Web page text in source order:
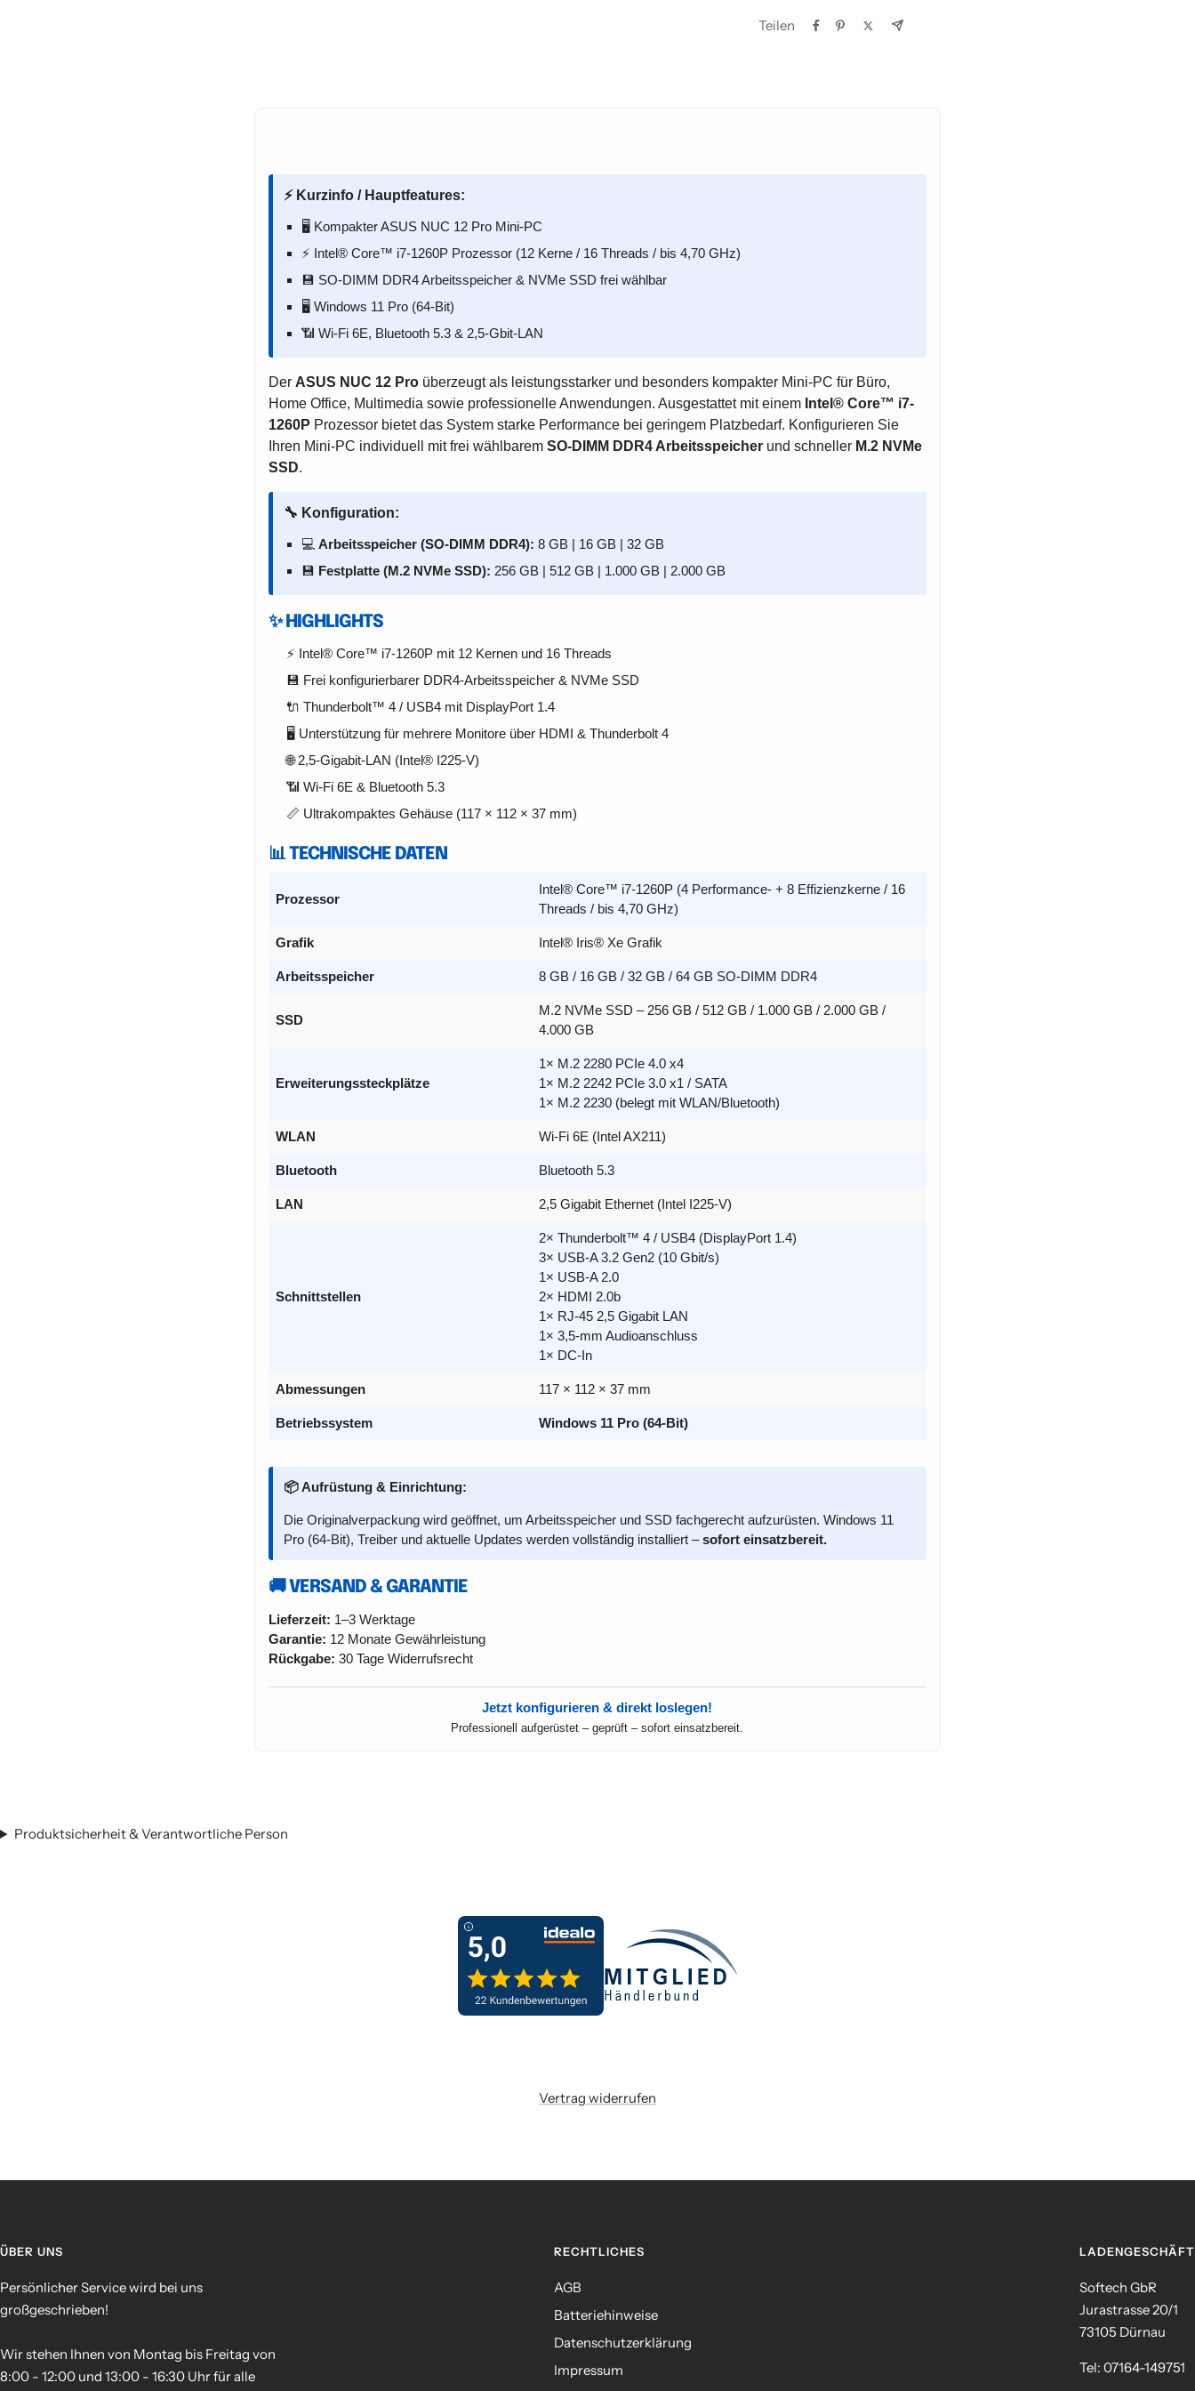
Teilen
⚡ Kurzinfo / Hauptfeatures:
🖥️ Kompakter ASUS NUC 12 Pro Mini-PC
⚡ Intel® Core™ i7-1260P Prozessor (12 Kerne / 16 Threads / bis 4,70 GHz)
💾 SO-DIMM DDR4 Arbeitsspeicher & NVMe SSD frei wählbar
🖥️ Windows 11 Pro (64-Bit)
📶 Wi-Fi 6E, Bluetooth 5.3 & 2,5-Gbit-LAN
Der ASUS NUC 12 Proüberzeugt als leistungsstarker und besonders kompakter Mini-PC für Büro,
Home Office, Multimedia sowie professionelle Anwendungen. Ausgestattet mit einem Intel® Core™ i7-
1260P Prozessor bietet das System starke Performance bei geringem Platzbedarf. Konfigurieren Sie
Ihren Mini-PC individuell mit frei wählbarem SO-DIMM DDR4 Arbeitsspeicherund schneller M.2 NVMe
SSD.
🔧 Konfiguration:
💻 Arbeitsspeicher (SO-DIMM DDR4): 8 GB | 16 GB | 32 GB
💾 Festplatte (M.2 NVMe SSD): 256 GB | 512 GB | 1.000 GB | 2.000 GB
✨ HIGHLIGHTS
⚡ Intel® Core™ i7-1260P mit 12 Kernen und 16 Threads
💾 Frei konfigurierbarer DDR4-Arbeitsspeicher & NVMe SSD
🔌 Thunderbolt™ 4 / USB4 mit DisplayPort 1.4
🖥️ Unterstützung für mehrere Monitore über HDMI & Thunderbolt 4
🌐 2,5-Gigabit-LAN (Intel® I225-V)
📶 Wi-Fi 6E & Bluetooth 5.3
📏 Ultrakompaktes Gehäuse (117 × 112 × 37 mm)
📊 TECHNISCHE DATEN
Prozessor
Intel® Core™ i7-1260P (4 Performance- + 8 Effizienzkerne / 16
Threads / bis 4,70 GHz)
Grafik Intel® Iris® Xe Grafik
Arbeitsspeicher 8 GB / 16 GB / 32 GB / 64 GB SO-DIMM DDR4
SSD
M.2 NVMe SSD – 256 GB / 512 GB / 1.000 GB / 2.000 GB /
4.000 GB
Erweiterungssteckplätze
1× M.2 2280 PCIe 4.0 x4
1× M.2 2242 PCIe 3.0 x1 / SATA
1× M.2 2230 (belegt mit WLAN/Bluetooth)
WLAN Wi-Fi 6E (Intel AX211)
Bluetooth Bluetooth 5.3
LAN 2,5 Gigabit Ethernet (Intel I225-V)
Schnittstellen
2× Thunderbolt™ 4 / USB4 (DisplayPort 1.4)
3× USB-A 3.2 Gen2 (10 Gbit/s)
1× USB-A 2.0
2× HDMI 2.0b
1× RJ-45 2,5 Gigabit LAN
1× 3,5-mm Audioanschluss
1× DC-In
Abmessungen 117 × 112 × 37 mm
Betriebssystem Windows 11 Pro (64-Bit)
📦 Aufrüstung & Einrichtung:
Die Originalverpackung wird geöffnet, um Arbeitsspeicher und SSD fachgerecht aufzurüsten. Windows 11
Pro (64-Bit), Treiber und aktuelle Updates werden vollständig installiert –sofort einsatzbereit.
🚚 VERSAND & GARANTIE
Lieferzeit: 1–3 Werktage
Garantie: 12 Monate Gewährleistung
Rückgabe: 30 Tage Widerrufsrecht
Jetzt konfigurieren & direkt loslegen!
Professionell aufgerüstet – geprüft – sofort einsatzbereit.
Produktsicherheit & Verantwortliche Person
Vertrag widerrufen
ÜBER UNS
Persönlicher Service wird bei uns
großgeschrieben!
Wir stehen Ihnen von Montag bis Freitag von
8:00 - 12:00 und 13:00 - 16:30 Uhr für alle
RECHTLICHES
AGB
Batteriehinweise
Datenschutzerklärung
Impressum
LADENGESCHÄFT
Softech GbR
Jurastrasse 20/1
73105 Dürnau
Tel: 07164-149751